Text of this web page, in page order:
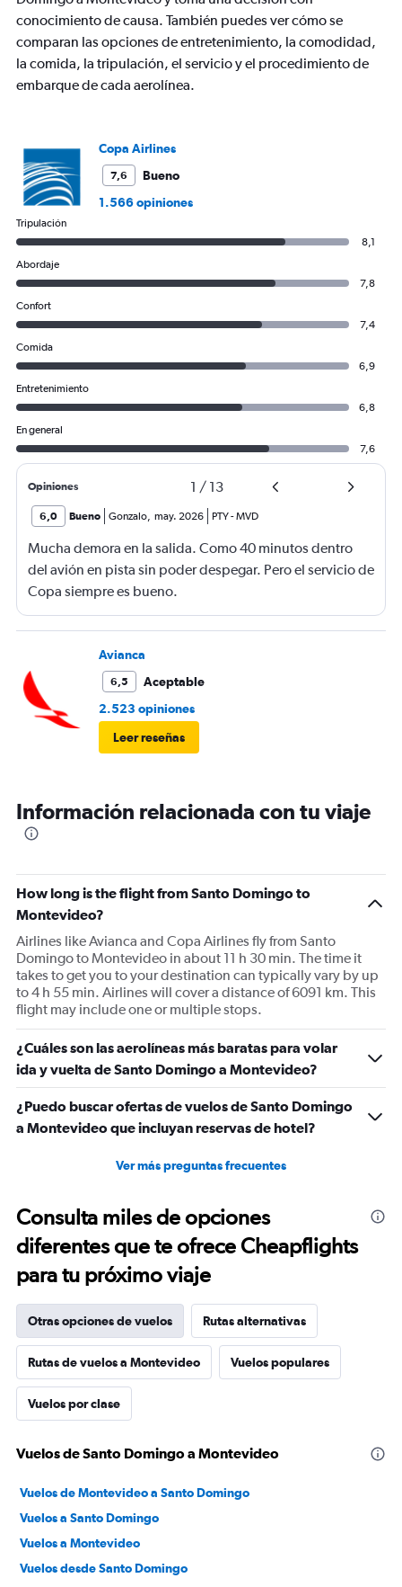
conocimiento de causa. También puedes ver cómo se
comparan las opciones de entretenimiento, la comodidad,
la comida, la tripulación, el servicio y el procedimiento de
embarque de cada aerolínea.
Copa Airlines
7,6
Bueno
1.566 opiniones
Tripulación
8,1
Abordaje
7,8
Confort
7,4
Comida
6,9
Entretenimiento
6,8
En general
7,6
Opiniones 1 / 13
6,0 Bueno Gonzalo, may. 2026 PTY-MVD
Mucha demora en la salida. Como 40 minutos dentro
del avión en pista sin poder despegar. Pero el servicio de
Copa siempre es bueno.
Avianca
6,5
Aceptable
2.523 opiniones
Leer reseñas
Información relacionada con tu viaje
How long is the flight from Santo Domingo to
Montevideo?
Airlines like Avianca and Copa Airlines fly from Santo
Domingo to Montevideo in about 11 h 30 min. The time it
takes to get you to your destination can typically vary by up
to 4 h 55 min. Airlines will cover a distance of 6091 km. This
flight may include one or multiple stops.
¿Cuáles son las aerolíneas más baratas para volar
ida y vuelta de Santo Domingo a Montevideo?
¿Puedo buscar ofertas de vuelos de Santo Domingo
a Montevideo que incluyan reservas de hotel?
Ver más preguntas frecuentes
Consulta miles de opciones
diferentes que te ofrece Cheapflights
para tu próximo viaje
Otras opciones de vuelos Rutas alternativas
Rutas de vuelos a Montevideo Vuelos populares
Vuelos por clase
Vuelos de Santo Domingo a Montevideo
Vuelos de Montevideo a Santo Domingo
Vuelos a Santo Domingo
Vuelos a Montevideo
Vuelos desde Santo Domingo